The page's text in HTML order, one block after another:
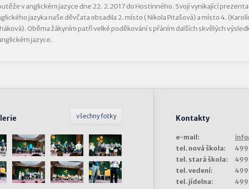
v anglickém jazyce dne 22. 2.2017 do Hostinného. Svojí vynikající
jazyka naše děvčata obsadila 2. místo ( Nikola Pitašová) a místo 4.
Oběma žákyním patří velké poděkování s přáním dalších skvělých
jazyce.
všechny fotky Kontakty
e-mail:
tel. nová škola:
499
tel. stará škola:
499
tel. vedení:
499
tel. jídelna:
499